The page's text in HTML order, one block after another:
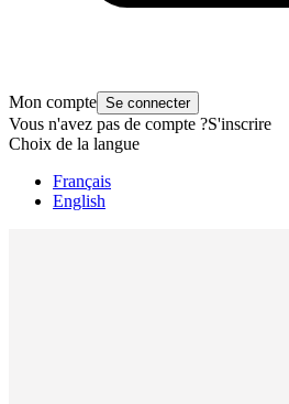
Mon compte Se connecter
Vous n'avez pas de compte ?S'inscrire
Choix de la langue
Français
English